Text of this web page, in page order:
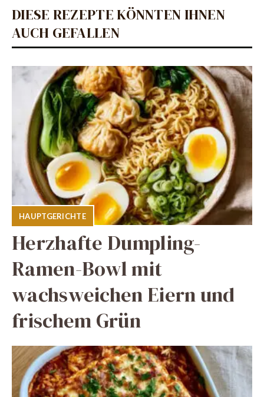
DIESE REZEPTE KÖNNTEN IHNEN
AUCH GEFALLEN
HAUPTGERICHTE
Herzhafte Dumpling-
Ramen-Bowl mit
wachsweichen Eiern und
frischem Grün